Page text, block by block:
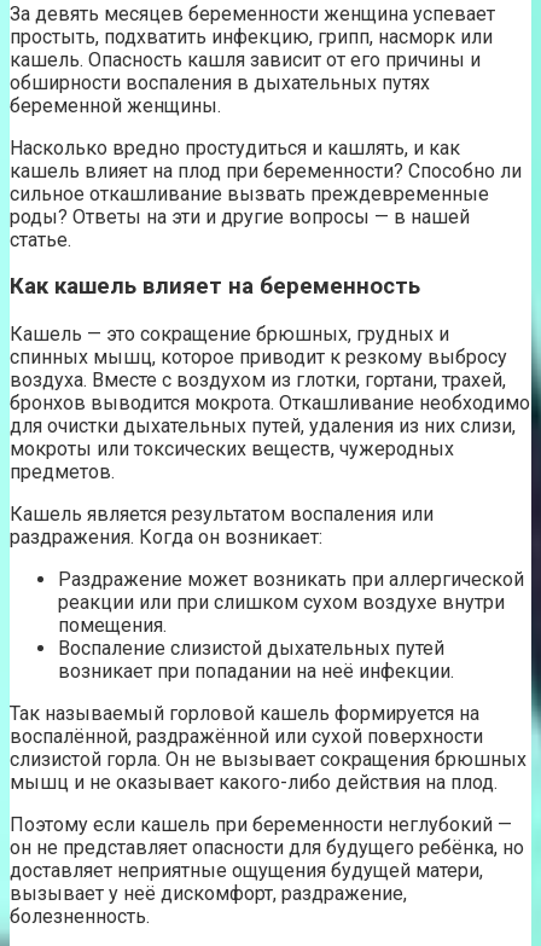
За девять месяцев беременности женщина успевает
простыть, подхватить инфекцию, грипп, насморк или
кашель. Опасность кашля зависит от его причины и
обширности воспаления в дыхательных путях
беременной женщины.
Насколько вредно простудиться и кашлять, и как
кашель влияет на плод при беременности? Способно ли
сильное откашливание вызвать преждевременные
роды? Ответы на эти и другие вопросы — в нашей
статье.
Как кашель влияет на беременность
Кашель — это сокращение брюшных, грудных и
спинных мышц, которое приводит к резкому выбросу
воздуха. Вместе с воздухом из глотки, гортани, трахей,
бронхов выводится мокрота. Откашливание необходимо
для очистки дыхательных путей, удаления из них слизи,
мокроты или токсических веществ, чужеродных
предметов.
Кашель является результатом воспаления или
раздражения. Когда он возникает:
Раздражение может возникать при аллергической
реакции или при слишком сухом воздухе внутри
помещения.
Воспаление слизистой дыхательных путей
возникает при попадании на неё инфекции.
Так называемый горловой кашель формируется на
воспалённой, раздражённой или сухой поверхности
слизистой горла. Он не вызывает сокращения брюшных
мышц и не оказывает какого-либо действия на плод.
Поэтому если кашель при беременности неглубокий —
он не представляет опасности для будущего ребёнка, но
доставляет неприятные ощущения будущей матери,
вызывает у неё дискомфорт, раздражение,
болезненность.